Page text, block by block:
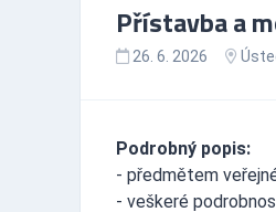
Přístavba a
26. 6. 2026
Podrobný popis:
- předmětem
- veškeré